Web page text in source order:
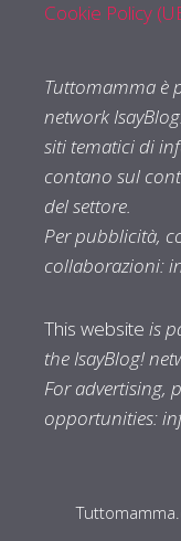
Cookie Policy
Tuttomamma è
network
siti tematici di
contano sul
del settore.
Per pubblicità,
collaborazioni:
This website is
the IsayBlog!
For advertising,
opportunities: